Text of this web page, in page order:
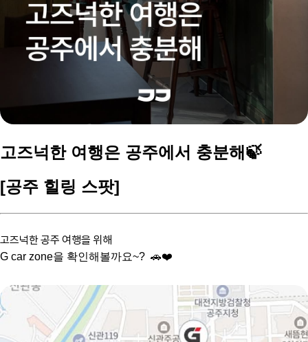
고즈넉한 여행은 공주에서 충분해🍃
[공주 힐링 스팟]
고즈넉한 공주 여행을 위해
G car zone을 확인해볼까요~? 🚗❤️